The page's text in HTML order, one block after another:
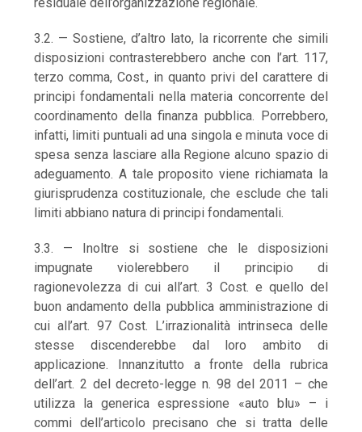
3.2. — Sostiene, d’altro lato, la ricorrente che simili
disposizioni contrasterebbero anche con l’art. 117,
terzo comma, Cost., in quanto privi del carattere di
principi fondamentali nella materia concorrente del
coordinamento della finanza pubblica. Porrebbero,
infatti, limiti puntuali ad una singola e minuta voce di
spesa senza lasciare alla Regione alcuno spazio di
adeguamento. A tale proposito viene richiamata la
giurisprudenza costituzionale, che esclude che tali
limiti abbiano natura di principi fondamentali.
3.3. — Inoltre si sostiene che le disposizioni
impugnate violerebbero il principio di
ragionevolezza di cui all’art. 3 Cost. e quello del
buon andamento della pubblica amministrazione di
cui all’art. 97 Cost. L’irrazionalità intrinseca delle
stesse discenderebbe dal loro ambito di
applicazione. Innanzitutto a fronte della rubrica
dell’art. 2 del decreto-legge n. 98 del 2011 – che
utilizza la generica espressione «auto blu» – i
commi dell’articolo precisano che si tratta delle